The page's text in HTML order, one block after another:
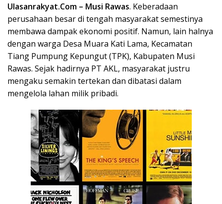
Ulasanrakyat.Com – Musi Rawas. Keberadaan
perusahaan besar di tengah masyarakat semestinya
membawa dampak ekonomi positif. Namun, lain halnya
dengan warga Desa Muara Kati Lama, Kecamatan
Tiang Pumpung Kepungut (TPK), Kabupaten Musi
Rawas. Sejak hadirnya PT AKL, masyarakat justru
mengaku semakin tertekan dan dibatasi dalam
mengelola lahan milik pribadi.